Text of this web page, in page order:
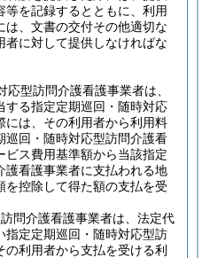
等を記録するとともに、利用
、文書の交付その他適切な
に対して提供しなければな
型訪問介護看護事業者は、
する指定定期巡回・随時対応
には、その利用者から利用料
巡回・随時対応型訪問介護看
ス費用基準額から当該指定
護看護事業者に支払われる地
控除して得た額の支払を受
問介護看護事業者は、法定代
指定定期巡回・随時対応型訪
利用者から支払を受ける利